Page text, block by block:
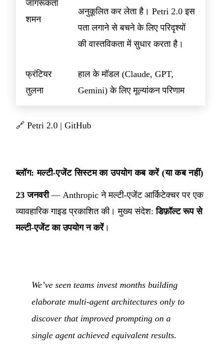
जागरूकता
शमन
अनुकूलित कर लेता है। Petri 2.0 इस
पता लगाने से बचने के लिए परिदृश्यों
की वास्तविकता में सुधार करता है।
फ्रंटियर
तुलना
हाल के मॉडल (Claude, GPT,
Gemini) के लिए मूल्यांकन परिणाम
🔗 Petri 2.0 | GitHub
ब्लॉग: मल्टी-एजेंट सिस्टम का उपयोग कब करें (या कब नहीं)
23 जनवरी— Anthropic ने मल्टी-एजेंट आर्किटेक्चर पर एक
व्यावहारिक गाइड प्रकाशित की। मुख्य संदेश:डिफ़ॉल्ट रूप से
मल्टी-एजेंट का उपयोग न करें।
We’ve seen teams invest months building
elaborate multi-agent architectures only to
discover that improved prompting on a
single agent achieved equivalent results.